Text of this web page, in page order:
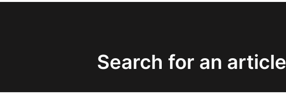
Search for an article